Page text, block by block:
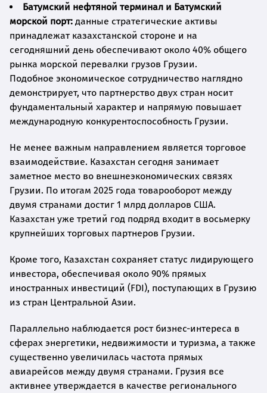
Батумский нефтяной терминал и Батумский
морской порт: данные стратегические активы
принадлежат казахстанской стороне и на
сегодняшний день обеспечивают около 40% общего
рынка морской перевалки грузов Грузии.
Подобное экономическое сотрудничество наглядно
демонстрирует, что партнерство двух стран носит
фундаментальный характер и напрямую повышает
международную конкурентоспособность Грузии.
Не менее важным направлением является торговое
взаимодействие. Казахстан сегодня занимает
заметное место во внешнеэкономических связях
Грузии. По итогам 2025 года товарооборот между
двумя странами достиг 1 млрд долларов США.
Казахстан уже третий год подряд входит в восьмерку
крупнейших торговых партнеров Грузии.
Кроме того, Казахстан сохраняет статус лидирующего
инвестора, обеспечивая около 90% прямых
иностранных инвестиций (FDI), поступающих в Грузию
из стран Центральной Азии.
Параллельно наблюдается рост бизнес-интереса в
сферах энергетики, недвижимости и туризма, а также
существенно увеличилась частота прямых
авиарейсов между двумя странами. Грузия все
активнее утверждается в качестве регионального